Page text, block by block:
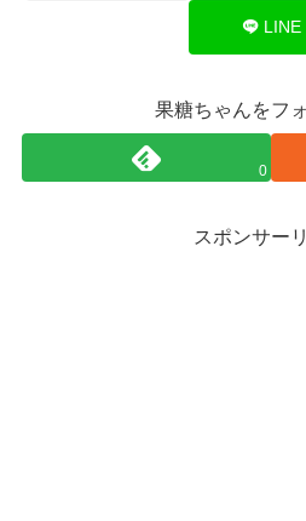
LINE
果糖ちゃんをフ
0
スポンサー